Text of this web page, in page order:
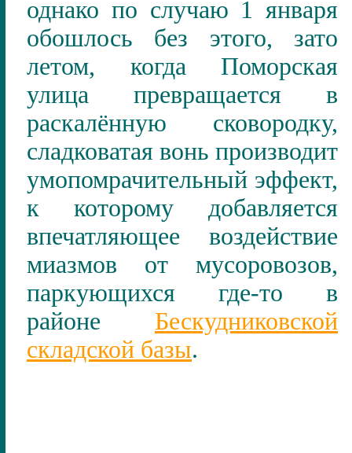
однако по случаю 1 января
обошлось без этого, зато
летом, когда Поморская
улица превращается в
раскалённую сковородку,
сладковатая вонь производит
умопомрачительный эффект,
к которому добавляется
впечатляющее воздействие
миазмов от мусоровозов,
паркующихся где-то в
районе Бескудниковской
складской базы.